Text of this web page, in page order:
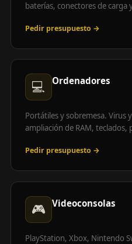
baterías, conectores de carga
Pedir presupuesto →
💻 Ordenadores
Portátiles y sobremesa. Virus
ampliación de RAM, teclados,
Pedir presupuesto →
🎮 Videoconsolas
PlayStation, Xbox, Nintendo